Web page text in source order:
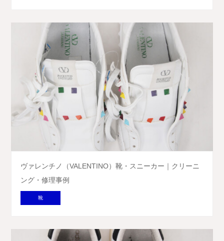
ヴァレンチノ（VALENTINO）靴・スニーカー｜クリーニ
ング・修理事例
靴